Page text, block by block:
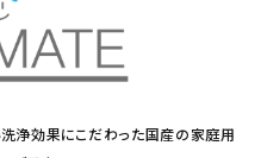
浄効果にこだわった国産の家庭用